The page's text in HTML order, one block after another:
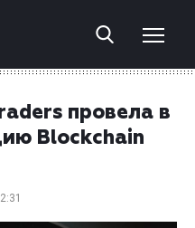
провела в
Blockchain